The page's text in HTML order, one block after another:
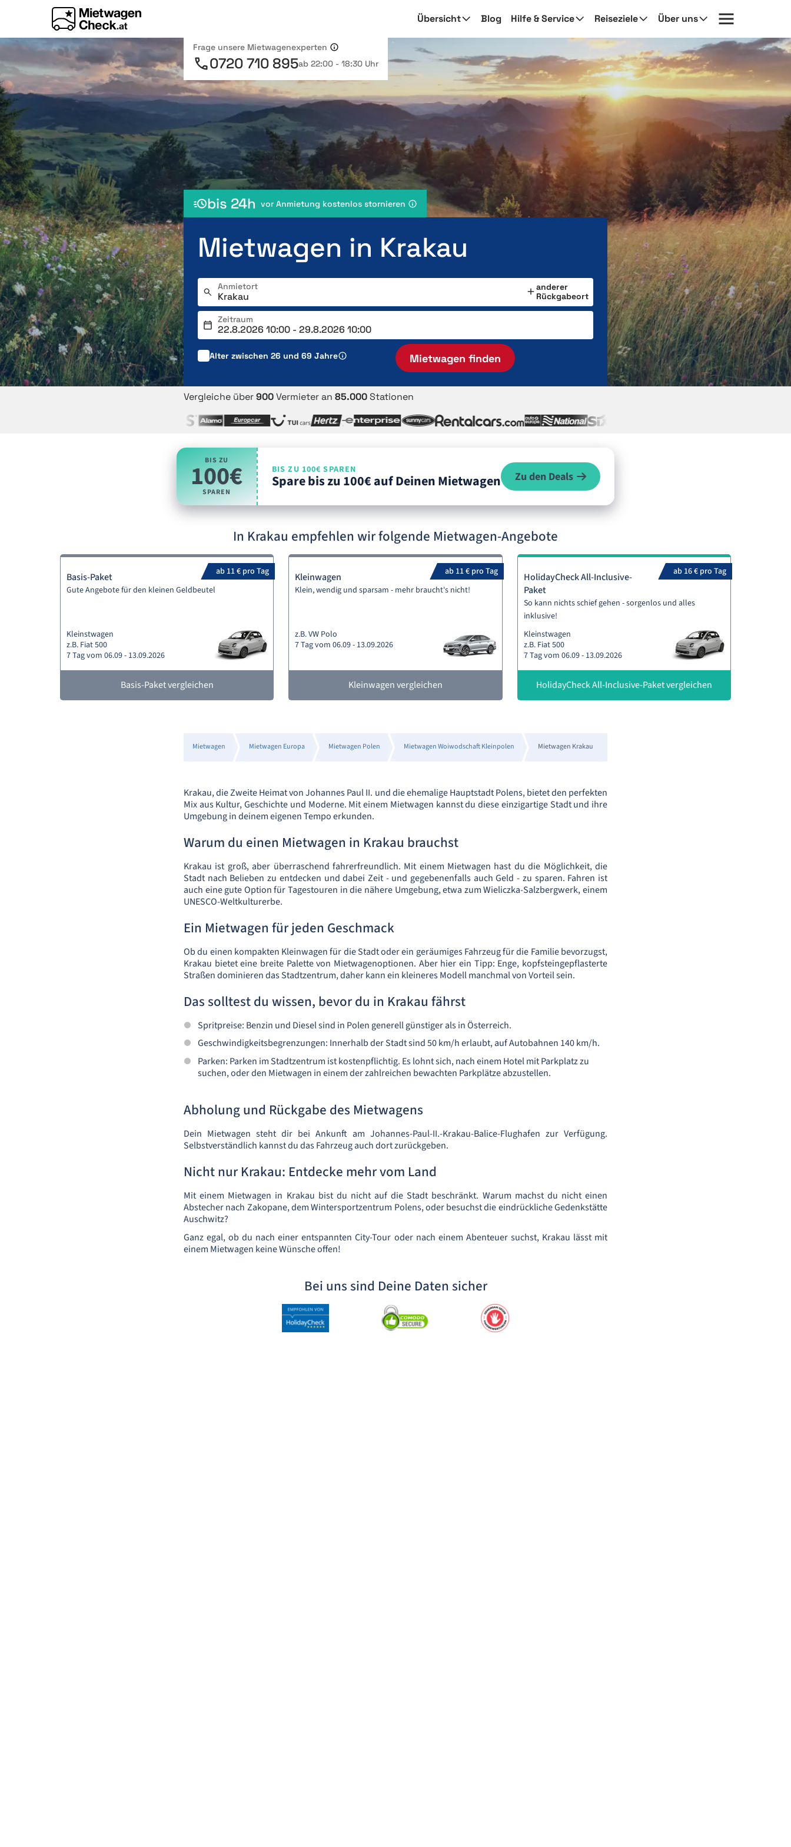
Übersicht Blog Hilfe & Service Reiseziele Über uns
Frage unsere Mietwagenexperten
0720 710 895ab 22:00 - 18:30 Uhr
bis 24h vor Anmietung kostenlos stornieren
Mietwagen in Krakau
Anmietort
anderer
Rückgabeort
Zeitraum
Alter zwischen 26 und 69 Jahre Mietwagen finden
Vergleiche über900Vermieter an 85.000Stationen
BIS ZU
100€
SPAREN
BIS ZU 100€ SPAREN
Spare bis zu 100€ auf Deinen Mietwagen Zu den Deals
In Krakau empfehlen wir folgende Mietwagen-Angebote
ab 11 € pro Tag
Basis-Paket
Gute Angebote für den kleinen Geldbeutel
Kleinstwagen
z.B. Fiat 500
7 Tag vom 06.09 - 13.09.2026
Basis-Paket vergleichen
ab 11 € pro Tag
Kleinwagen
Klein, wendig und sparsam - mehr braucht's nicht!
z.B. VW Polo
7 Tag vom 06.09 - 13.09.2026
Kleinwagen vergleichen
ab 16 € pro Tag
HolidayCheck All-Inclusive-
Paket
So kann nichts schief gehen - sorgenlos und alles
inklusive!
Kleinstwagen
z.B. Fiat 500
7 Tag vom 06.09 - 13.09.2026
HolidayCheck All-Inclusive-Paket vergleichen
Mietwagen Mietwagen Europa Mietwagen Polen Mietwagen Woiwodschaft Kleinpolen Mietwagen Krakau
Krakau, die Zweite Heimat von Johannes Paul II. und die ehemalige Hauptstadt Polens, bietet den perfekten
Mix aus Kultur, Geschichte und Moderne. Mit einem Mietwagen kannst du diese einzigartige Stadt und ihre
Umgebung in deinem eigenen Tempo erkunden.
Warum du einen Mietwagen in Krakau brauchst
Krakau ist groß, aber überraschend fahrerfreundlich. Mit einem Mietwagen hast du die Möglichkeit, die
Stadt nach Belieben zu entdecken und dabei Zeit - und gegebenenfalls auch Geld - zu sparen. Fahren ist
auch eine gute Option für Tagestouren in die nähere Umgebung, etwa zum Wieliczka-Salzbergwerk, einem
UNESCO-Weltkulturerbe.
Ein Mietwagen für jeden Geschmack
Ob du einen kompakten Kleinwagen für die Stadt oder ein geräumiges Fahrzeug für die Familie bevorzugst,
Krakau bietet eine breite Palette von Mietwagenoptionen. Aber hier ein Tipp: Enge, kopfsteingepflasterte
Straßen dominieren das Stadtzentrum, daher kann ein kleineres Modell manchmal von Vorteil sein.
Das solltest du wissen, bevor du in Krakau fährst
Spritpreise: Benzin und Diesel sind in Polen generell günstiger als in Österreich.
Geschwindigkeitsbegrenzungen: Innerhalb der Stadt sind 50 km/h erlaubt, auf Autobahnen 140 km/h.
Parken: Parken im Stadtzentrum ist kostenpflichtig. Es lohnt sich, nach einem Hotel mit Parkplatz zu
suchen, oder den Mietwagen in einem der zahlreichen bewachten Parkplätze abzustellen.
Abholung und Rückgabe des Mietwagens
Dein Mietwagen steht dir bei Ankunft am Johannes-Paul-II.-Krakau-Balice-Flughafen zur Verfügung.
Selbstverständlich kannst du das Fahrzeug auch dort zurückgeben.
Nicht nur Krakau: Entdecke mehr vom Land
Mit einem Mietwagen in Krakau bist du nicht auf die Stadt beschränkt. Warum machst du nicht einen
Abstecher nach Zakopane, dem Wintersportzentrum Polens, oder besuchst die eindrückliche Gedenkstätte
Auschwitz?
Ganz egal, ob du nach einer entspannten City-Tour oder nach einem Abenteuer suchst, Krakau lässt mit
einem Mietwagen keine Wünsche offen!
Bei uns sind Deine Daten sicher